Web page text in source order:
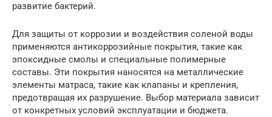
развитие бактерий.
Для защиты от коррозии и воздействия соленой воды
применяются антикоррозийные покрытия, такие как
эпоксидные смолы и специальные полимерные
составы. Эти покрытия наносятся на металлические
элементы матраса, такие как клапаны и крепления,
предотвращая их разрушение. Выбор материала зависит
от конкретных условий эксплуатации и бюджета.